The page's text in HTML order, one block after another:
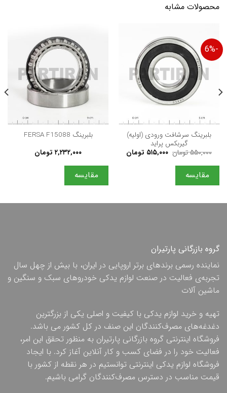
محصولات مشابه
-6%
بلبرينگ سرشافت ورودی (اولیه)
گیربکس پرايد
۵۵۰,۰۰۰تومان قیمت
اصلی
۵۱۵,۰۰۰ تومان
۵۱۵,۰۰۰ تومان
مقایسه
بلبرینگ FERSA F15088
۲,۲۳۲,۰۰۰ تومان
مقایسه
گروه بازرگانی پارتیران
نماینده رسمی برندهای برتر اروپایی در ایران، با بیش از چهل سال
تجربه‌ی فعالیت در صنعت لوازم یدکی خودروهای سبک و سنگین و
ماشین آلات
تهیه و خرید لوازم یدکی با کیفیت و اصلی یکی از بزرگترین
دغدغه‌های مصرف‌کنندگان این صنف در کل کشور می باشد.
فروشگاه اینترنتی گروه بازرگانی پارتیران به منظور تحقق این امر،
فعالیت خود را در فضای کسب و کار آنلاین آغاز کرد. با ایجاد
فروشگاه لوازم یدکی اینترنتی توانستیم در هر نقطه از کشور با
قیمت مناسب در دسترس مصرف‌کنندگان گرامی باشیم.